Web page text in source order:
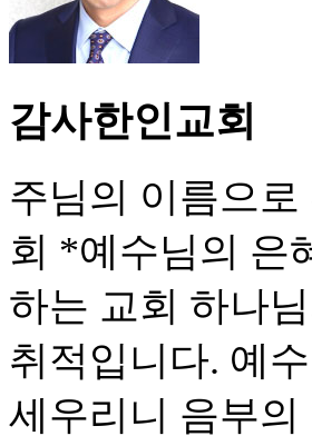
감사한인교회
주님의 이름으
회 *예수님의 은
하는 교회 하나
취적입니다. 예
세우리니 음부